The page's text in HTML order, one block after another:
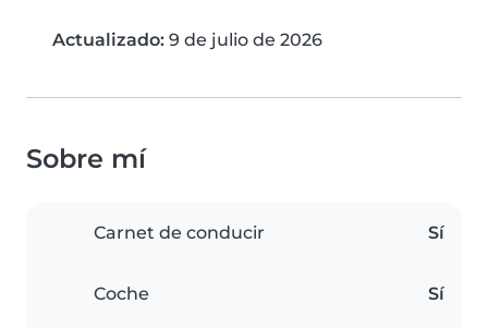
Actualizado: 9 de julio de 2026
Sobre mí
Carnet de conducir Sí
Coche Sí